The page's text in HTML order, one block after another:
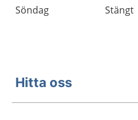
Söndag
Stängt
Hitta oss